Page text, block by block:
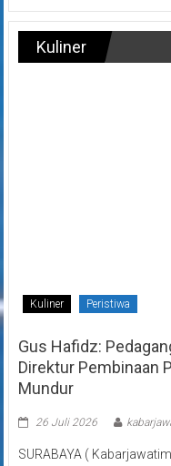
Kuliner
Kuliner Peristiwa
Gus Hafidz:
Direktur Pembinaan
Mundur
26 Juli 2026
SURABAYA (